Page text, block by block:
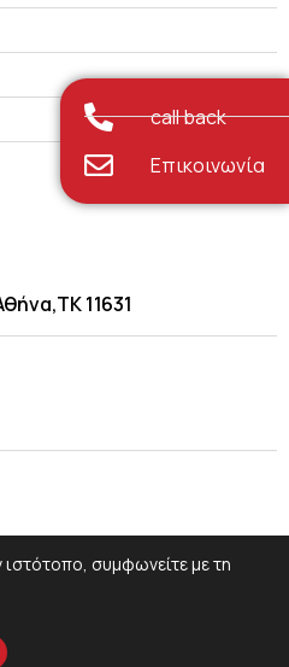
11631
call back
Επικοινωνία
συμφωνείτε με τη